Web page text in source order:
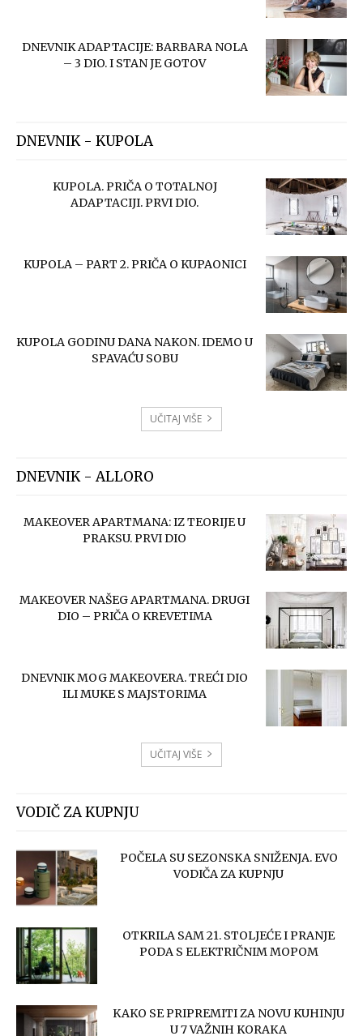
DNEVNIK ADAPTACIJE: BARBARA NOLA
– 3 DIO. I STAN JE GOTOV
DNEVNIK - KUPOLA
KUPOLA. PRIČA O TOTALNOJ
ADAPTACIJI. PRVI DIO.
KUPOLA – PART 2. PRIČA O KUPAONICI
KUPOLA GODINU DANA NAKON. IDEMO U
SPAVAĆU SOBU
UČITAJ VIŠE
DNEVNIK - ALLORO
MAKEOVER APARTMANA: IZ TEORIJE U
PRAKSU. PRVI DIO
MAKEOVER NAŠEG APARTMANA. DRUGI
DIO – PRIČA O KREVETIMA
DNEVNIK MOG MAKEOVERA. TREĆI DIO
ILI MUKE S MAJSTORIMA
UČITAJ VIŠE
VODIČ ZA KUPNJU
POČELA SU SEZONSKA SNIŽENJA. EVO
VODIČA ZA KUPNJU
OTKRILA SAM 21. STOLJEĆE I PRANJE
PODA S ELEKTRIČNIM MOPOM
KAKO SE PRIPREMITI ZA NOVU KUHINJU
U 7 VAŽNIH KORAKA